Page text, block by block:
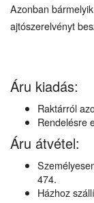
Azonban
ajtószerelvényt
Áru kiadás:
Raktárról
Rendelésre
Áru átvétel:
474.
Házhoz